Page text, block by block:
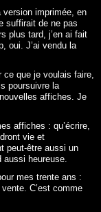
version imprimée, en
suffirait de ne pas
plus tard, j’en ai fait
oui. J’ai vendu la
que je voulais faire,
poursuivre la
affiches. Je
affiches : qu’écrire,
vie et
peut-être aussi un
heureuse.
mes trente ans :
C’est comme